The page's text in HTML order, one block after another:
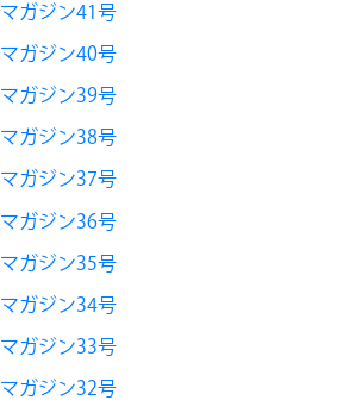
マガジン41号
マガジン40号
マガジン39号
マガジン38号
マガジン37号
マガジン36号
マガジン35号
マガジン34号
マガジン33号
マガジン32号